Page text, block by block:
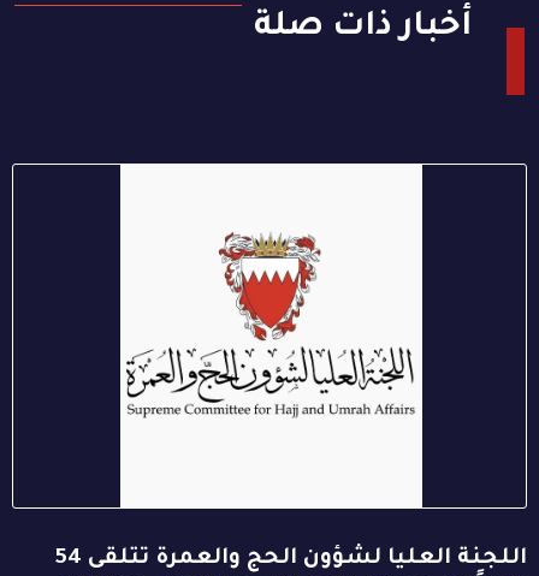
أخبار ذات صلة
اللجنة العليا لشؤون الحج والعمرة تتلقى 54